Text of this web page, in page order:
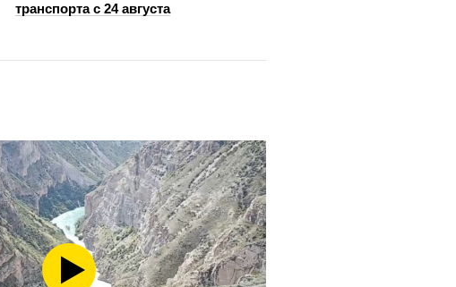
транспорта с 24 августа